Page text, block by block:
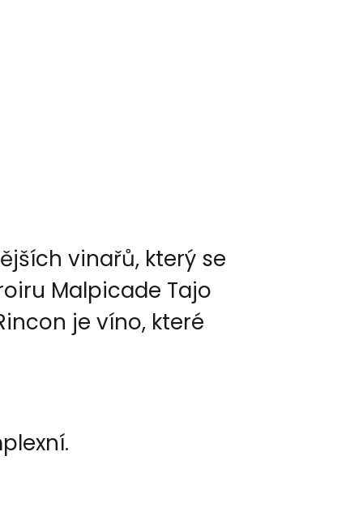
vinařů, který se
Malpicade Tajo
je víno, které